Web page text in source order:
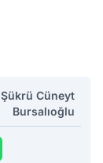
Şükrü Cüneyt
Bursalıoğlu